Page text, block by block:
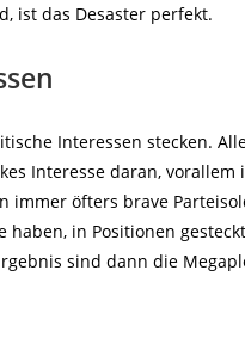
ist das Desaster perfekt.
Interessen stecken.
Interesse daran, vorallem
immer öfters brave
haben, in Positionen
sind dann die